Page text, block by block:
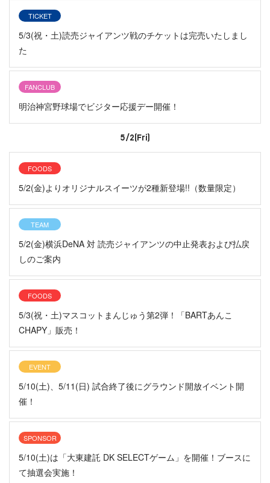
TICKET
5/3(祝・土)読売ジャイアンツ戦のチケットは完売いたしまし
た
FANCLUB
明治神宮野球場でビジター応援デー開催！
5/2(Fri)
FOODS
5/2(金)よりオリジナルスイーツが2種新登場!!（数量限定）
TEAM
5/2(金)横浜DeNA 対 読売ジャイアンツの中止発表および払戻
しのご案内
FOODS
5/3(祝・土)マスコットまんじゅう第2弾！「BARTあんこ
CHAPY」販売！
EVENT
5/10(土)、5/11(日) 試合終了後にグラウンド開放イベント開
催！
SPONSOR
5/10(土)は「大東建託 DK SELECTゲーム」を開催！ブースに
て抽選会実施！